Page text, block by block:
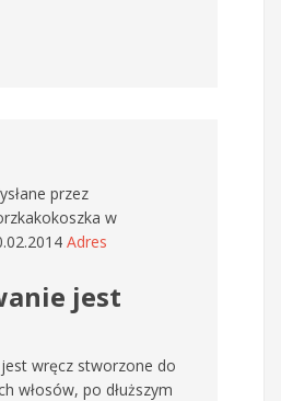
przez
w
Adres
jest
wręcz stworzone do
włosów, po dłuższym